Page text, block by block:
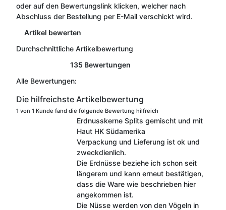
Durchschnittliche Artikelbewertung
135 Bewertungen
oder auf den Bewertungslink klicken, welcher nach
Abschluss der Bestellung per E-Mail verschickt wird.
Artikel bewerten
Alle Bewertungen:
Die hilfreichste Artikelbewertung
1 von 1 Kunde fand die folgende Bewertung hilfreich
Erdnusskerne Splits gemischt und mit
Haut HK Südamerika
Verpackung und Lieferung ist ok und
zweckdienlich.
Die Erdnüsse beziehe ich schon seit
längerem und kann erneut bestätigen,
dass die Ware wie beschrieben hier
angekommen ist.
Die Nüsse werden von den Vögeln in